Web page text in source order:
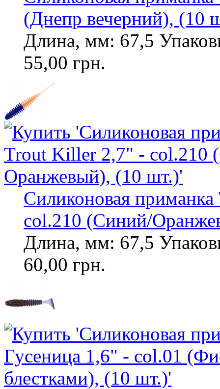
(Днепр вечерний), (10
Длина, мм: 67,5
55,00 грн.
Силиконовая
col.210 (Синий/
Длина, мм: 67,5
60,00 грн.